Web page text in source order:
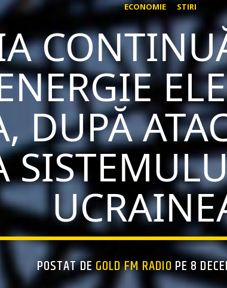
ECONOMIE STIRI
DUPĂ
POSTAT DEGOLD FM RADIOPE 8